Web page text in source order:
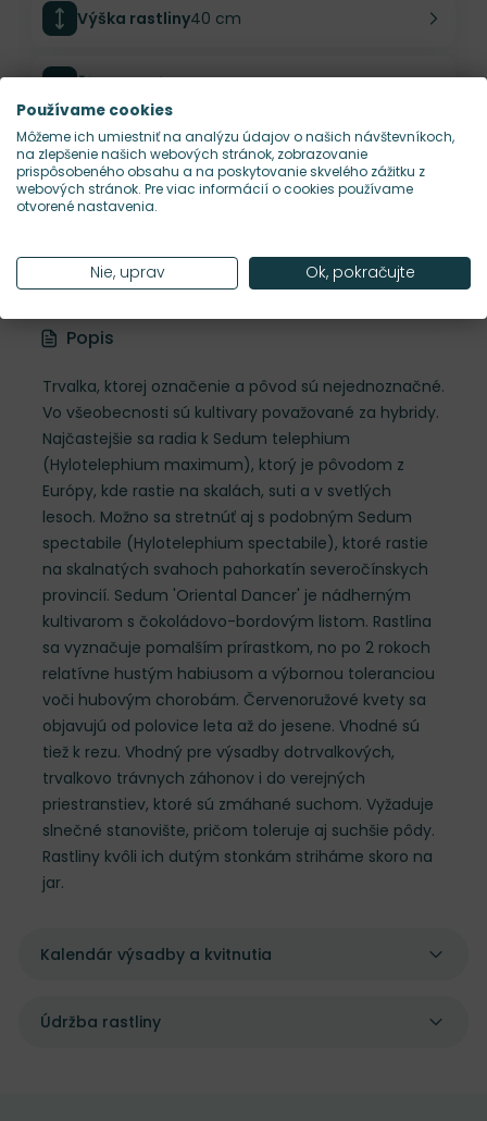
Výška rastliny40 cm
Šírka rastliny40 cm
Habitus rastlinyvzpriamený
Hustota výsadby
Nároky na slnko
Popis
Trvalka, ktorej označenie a pôvod sú nejednoznačné.
Vo všeobecnosti sú kultivary považované za hybridy.
Najčastejšie sa radia k Sedum telephium
(Hylotelephium maximum), ktorý je pôvodom z
Európy, kde rastie na skalách, suti a v svetlých
lesoch. Možno sa stretnúť aj s podobným Sedum
spectabile (Hylotelephium spectabile), ktoré rastie
na skalnatých svahoch pahorkatín severočínskych
provincií. Sedum 'Oriental Dancer' je nádherným
kultivarom s čokoládovo-bordovým listom. Rastlina
sa vyznačuje pomalším prírastkom, no po 2 rokoch
relatívne hustým habiusom a výbornou toleranciou
voči hubovým chorobám. Červenoružové kvety sa
objavujú od polovice leta až do jesene. Vhodné sú
tiež k rezu. Vhodný pre výsadby dotrvalkových,
trvalkovo trávnych záhonov i do verejných
priestranstiev, ktoré sú zmáhané suchom. Vyžaduje
slnečné stanovište, pričom toleruje aj suchšie pôdy.
Rastliny kvôli ich dutým stonkám striháme skoro na
jar.
Kalendár výsadby a kvitnutia
Údržba rastliny
Používame cookies
Môžeme ich umiestniť na analýzu údajov o našich návštevníkoch,
na zlepšenie našich webových stránok, zobrazovanie
prispôsobeného obsahu a na poskytovanie skvelého zážitku z
webových stránok. Pre viac informácií o cookies používame
otvorené nastavenia.
Nie, uprav Ok, pokračujte